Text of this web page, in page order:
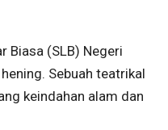
Biasa (SLB) Negeri
Sebuah teatrikal
keindahan alam dan